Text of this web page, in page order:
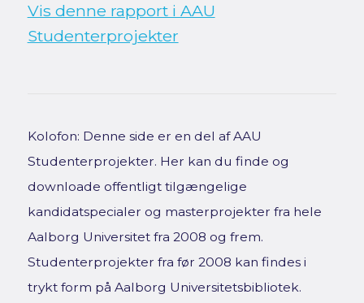
Vis denne rapport i AAU
Studenterprojekter
Kolofon: Denne side er en del af AAU
Studenterprojekter. Her kan du finde og
downloade offentligt tilgængelige
kandidatspecialer og masterprojekter fra hele
Aalborg Universitet fra 2008 og frem.
Studenterprojekter fra før 2008 kan findes i
trykt form på Aalborg Universitetsbibliotek.